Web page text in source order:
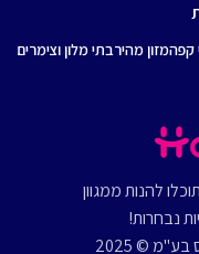
קפהמזון מהירבתי מלון וצימרים
במועדון ההטבות של HappyGift תוכלו להנות ממגוון
נבחרות!
© 2025